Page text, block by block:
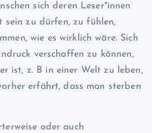
sich deren Leser*innen
sein zu dürfen, zu fühlen,
wie es wirklich wäre. Sich
verschaffen zu können,
ist, z. B in einer Welt zu leben,
erfährt, dass man sterben
oder auch